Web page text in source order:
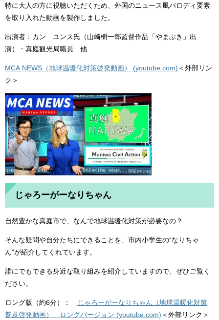
特に大人の方に視聴いただくため、外国のニュース風パロディ要素
を取り入れた動画を製作しました。
出演者：カン ユンス氏（山崎樹一郎監督作品「やまぶき」出
演）・真庭観光局職員 他
MCA NEWS（地球温暖化対策啓発動画） (youtube.com) ＜外部リン
ク＞
じゃろーがーなりちゃん
自然豊かな真庭市で、なんで地球温暖化対策が必要なの？
そんな疑問や自分たちにできることを、市内小学生の“なりちゃ
ん”が紹介してくれています。
誰にでもできる身近な取り組みを紹介していますので、ぜひご覧く
ださい。
ロング版（約6分）：
じゃろーがーなりちゃん（地球温暖化対策
普及啓発動画） ロングバージョン (youtube.com) ＜外部リンク＞